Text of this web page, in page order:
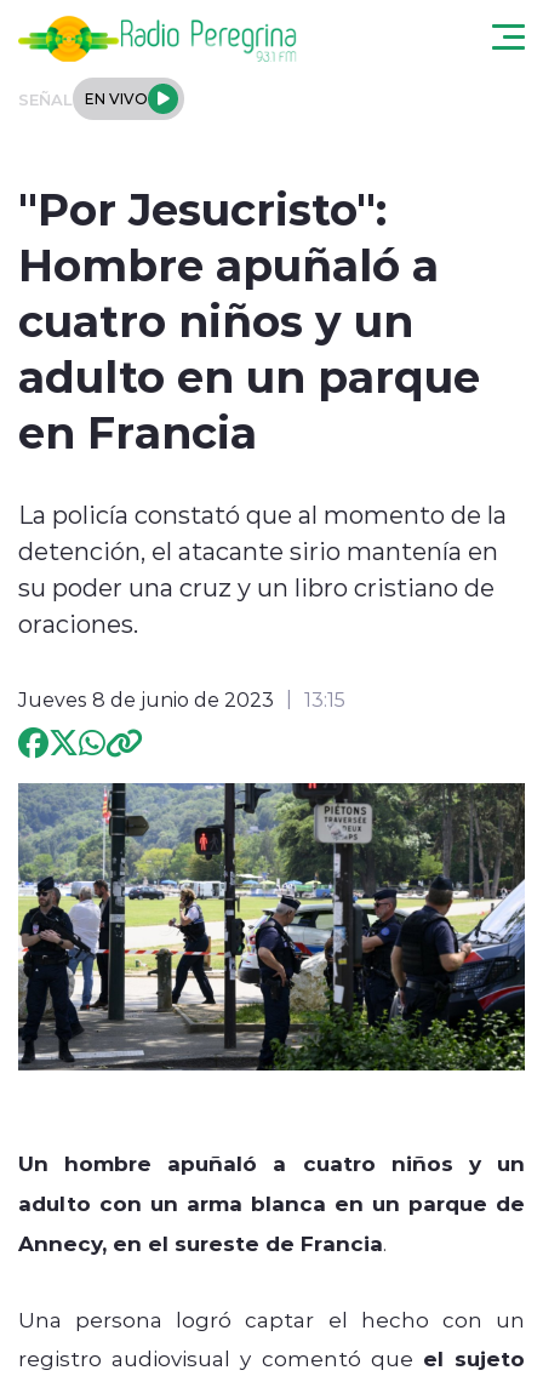
SEÑAL EN VIVO
Podcast
Internacional
Entrevistas
Programación
"Por Jesucristo":
Hombre apuñaló a
cuatro niños y un
adulto en un parque
en Francia
La policía constató que al momento de la
detención, el atacante sirio mantenía en
su poder una cruz y un libro cristiano de
oraciones.
Jueves 8 de junio de 2023 13:15
Un hombre apuñaló a cuatro niños y un
adulto con un arma blanca en un parque de
Annecy, en el sureste de Francia.
Una persona logró captar el hecho con un
registro audiovisual y comentó que el sujeto